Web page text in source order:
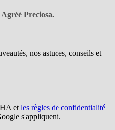
Preciosa.
nos astuces, conseils et
etles règles de confidentialité
s'appliquent.